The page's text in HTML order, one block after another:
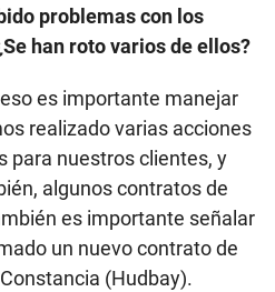
problemas con los
han roto varios de ellos?
es importante manejar
realizado varias acciones
para nuestros clientes, y
algunos contratos de
es importante señalar
un nuevo contrato de
(Hudbay).